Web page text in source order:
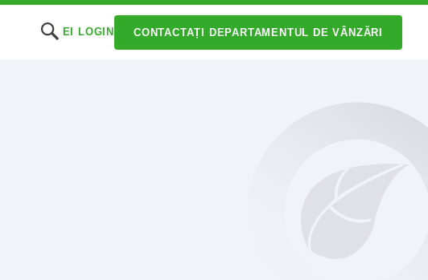
EI LOGIN CONTACTAȚI DEPARTAMENTUL DE VÂNZĂRI